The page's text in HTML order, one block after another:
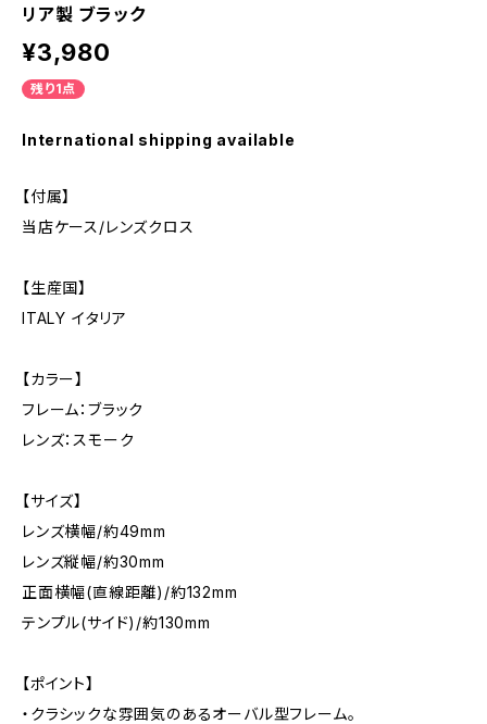
リア製 ブラック
¥3,980
残り1点
International shipping available
【付属】
当店ケース/レンズクロス
【生産国】
ITALY イタリア
【カラー】
フレーム：ブラック
レンズ：スモーク
【サイズ】
レンズ横幅/約49mm
レンズ縦幅/約30mm
正面横幅(直線距離)/約132mm
テンプル(サイド)/約130mm
【ポイント】
・クラシックな雰囲気のあるオーバル型フレーム。